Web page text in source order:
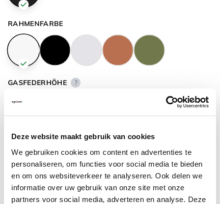
Deze website maakt gebruik van cookies
We gebruiken cookies om content en advertenties te
personaliseren, om functies voor social media te bieden
en om ons websiteverkeer te analyseren. Ook delen we
informatie over uw gebruik van onze site met onze
partners voor social media, adverteren en analyse. Deze
RAHMENFARBE
GASFEDERHÖHE ?
FUSSRING ?